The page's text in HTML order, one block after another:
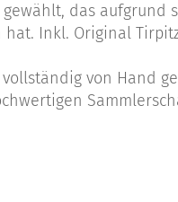
das aufgrund
Inkl. Original
von Hand